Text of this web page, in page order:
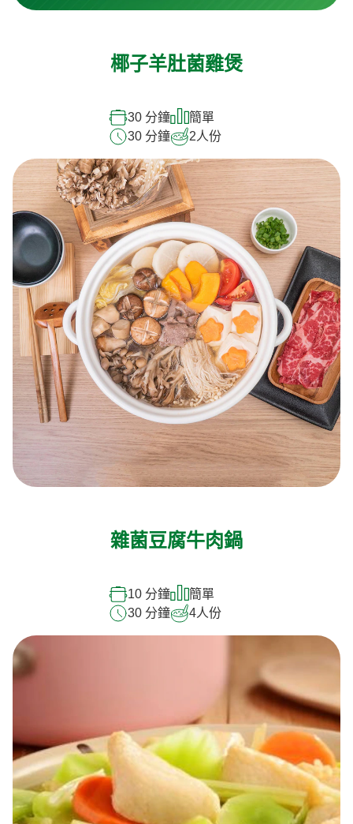
椰子羊肚菌雞煲
30 分鐘
簡單
30 分鐘
2人份
雜菌豆腐牛肉鍋
10 分鐘
簡單
30 分鐘
4人份